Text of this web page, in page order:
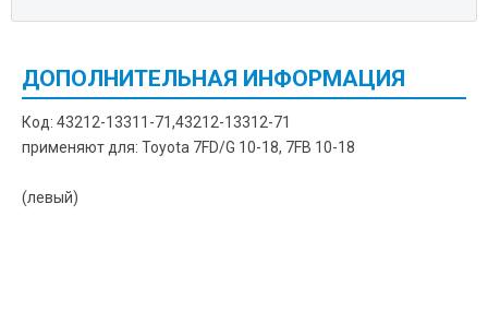
ДОПОЛНИТЕЛЬНАЯ ИНФОРМАЦИЯ
Код: 43212-13311-71,43212-13312-71
применяют для: Toyota 7FD/G 10-18, 7FB 10-18
(левый)